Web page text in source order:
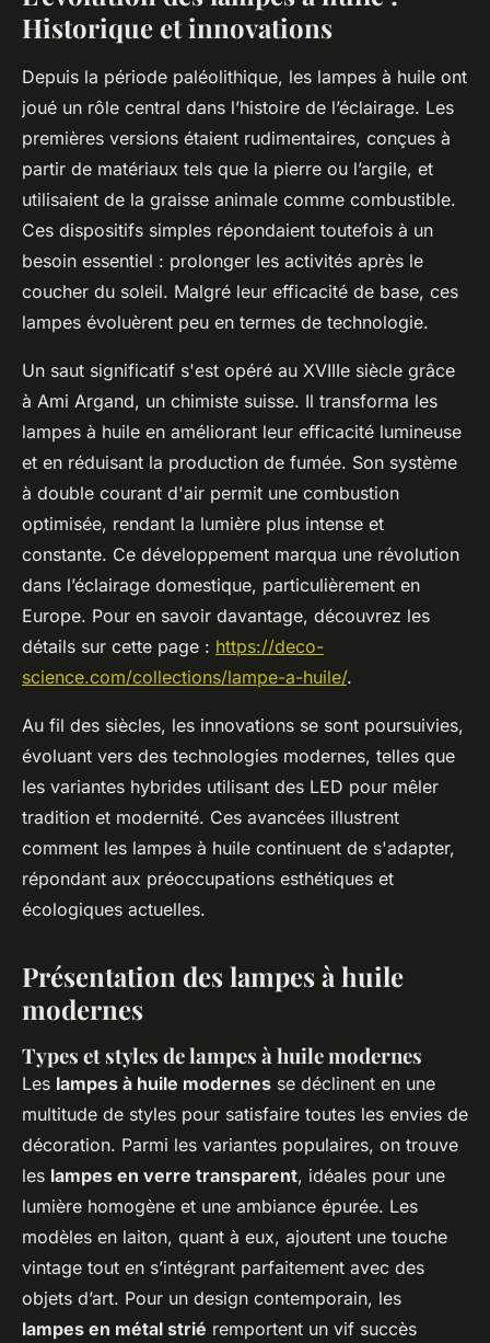
Historique et innovations
Depuis la période paléolithique, les lampes à huile ont
joué un rôle central dans l’histoire de l’éclairage. Les
premières versions étaient rudimentaires, conçues à
partir de matériaux tels que la pierre ou l’argile, et
utilisaient de la graisse animale comme combustible.
Ces dispositifs simples répondaient toutefois à un
besoin essentiel : prolonger les activités après le
coucher du soleil. Malgré leur efficacité de base, ces
lampes évoluèrent peu en termes de technologie.
Un saut significatif s'est opéré au XVIIIe siècle grâce
à Ami Argand, un chimiste suisse. Il transforma les
lampes à huile en améliorant leur efficacité lumineuse
et en réduisant la production de fumée. Son système
à double courant d'air permit une combustion
optimisée, rendant la lumière plus intense et
constante. Ce développement marqua une révolution
dans l’éclairage domestique, particulièrement en
Europe. Pour en savoir davantage, découvrez les
détails sur cette page : https://deco-
science.com/collections/lampe-a-huile/.
Au fil des siècles, les innovations se sont poursuivies,
évoluant vers des technologies modernes, telles que
les variantes hybrides utilisant des LED pour mêler
tradition et modernité. Ces avancées illustrent
comment les lampes à huile continuent de s'adapter,
répondant aux préoccupations esthétiques et
écologiques actuelles.
Présentation des lampes à huile
modernes
Types et styles de lampes à huile modernes
Les lampes à huile modernes se déclinent en une
multitude de styles pour satisfaire toutes les envies de
décoration. Parmi les variantes populaires, on trouve
les lampes en verre transparent, idéales pour une
lumière homogène et une ambiance épurée. Les
modèles en laiton, quant à eux, ajoutent une touche
vintage tout en s’intégrant parfaitement avec des
objets d’art. Pour un design contemporain, les
lampes en métal strié remportent un vif succès